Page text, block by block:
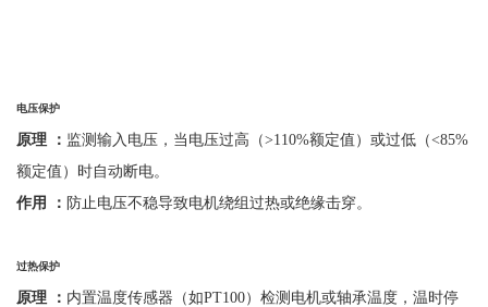
电压保护
原理 ： 监测输入电压，当电压过高（>110%额定值）或过低（<85%
额定值）时自动断电。
作用
： 防止电压不稳导致电机绕组过热或绝缘击穿。
过热保护
原理 ： 内置温度传感器（如PT100）检测电机或轴承温度，温时停